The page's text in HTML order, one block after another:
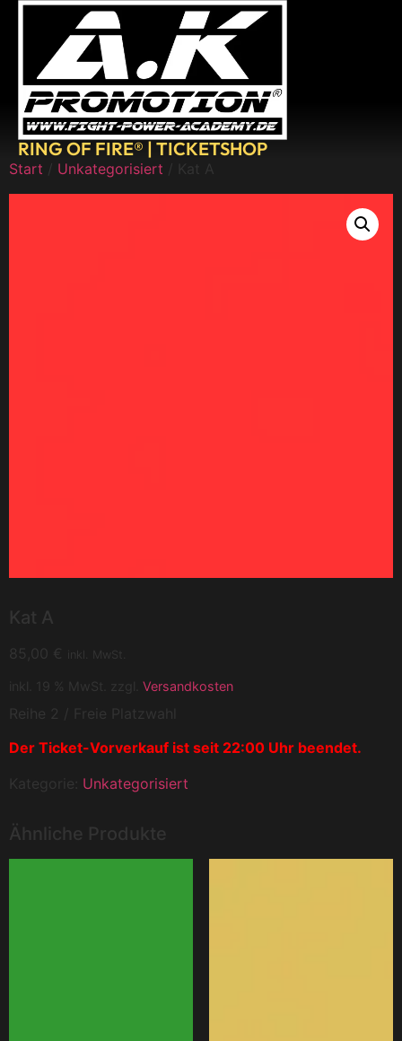
RING OF FIRE® | TICKETSHOP
Start Unkategorisiert / Kat A
Kat A
85,00 € inkl. MwSt.
inkl. 19 % MwSt. zzgl. Versandkosten
Reihe 2 / Freie Platzwahl
Der Ticket-Vorverkauf ist seit 22:00 Uhr beendet.
Kategorie: Unkategorisiert
Ähnliche Produkte